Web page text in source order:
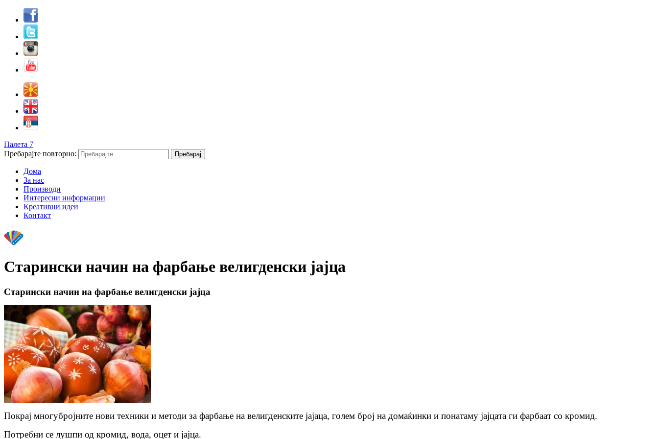
Палета 7
Пребарајте повторно:
Дома
За нас
Производи
Интересни информации
Креативни идеи
Контакт
Старински начин на фарбање велигденски јајца
Старински начин на фарбање велигденски јајца
Покрај многубројните нови техники и методи за фарбање на велигденските јајаца, голем број на домаќинки и понатаму јајцата ги фарбаат со кромид.
Потребни се лушпи од кромид, вода, оцет и јајца.